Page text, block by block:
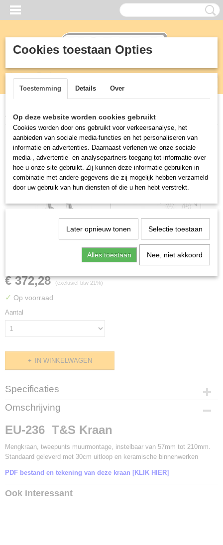
Inloggen Registreren
(0)
Home >Kranen>T&S TenS> EU-236 T&S Kraan
EU-236 T&S Kraan
€ 372,28 (exclusief btw 21%)
✓ Op voorraad
Aantal
IN WINKELWAGEN
Specificaties
Productcode
Omschrijving
EU-236 T&S Kraan
Mengkraan, tweepunts muurmontage, instelbaar van 57mm tot 210mm.
Standaard geleverd met 30cm uitloop en keramische binnenwerken
PDF bestand en tekening van deze kraan [KLIK HIER]
Ook interessant
Cookies toestaan Opties
Toestemming Details Over
Op deze website worden cookies gebruikt
Cookies worden door ons gebruikt voor verkeersanalyse, het
aanbieden van sociale media-functies en het personaliseren van
informatie en advertenties. Daarnaast verlenen we onze sociale
media-, advertentie- en analysepartners toegang tot informatie over
hoe u onze site gebruikt. Zij kunnen deze informatie gebruiken in
combinatie met andere gegevens die zij mogelijk hebben verzameld
door uw gebruik van hun diensten of die u hen hebt verstrekt.
Later opnieuw tonen Selectie toestaan
Alles toestaan Nee, niet akkoord